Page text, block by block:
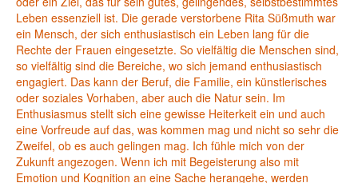
Leben essenziell ist. Die gerade verstorbene Rita Süßmuth war
ein Mensch, der sich enthusiastisch ein Leben lang für die
Rechte der Frauen eingesetzte. So vielfältig die Menschen sind,
so vielfältig sind die Bereiche, wo sich jemand enthusiastisch
engagiert. Das kann der Beruf, die Familie, ein künstlerisches
oder soziales Vorhaben, aber auch die Natur sein. Im
Enthusiasmus stellt sich eine gewisse Heiterkeit ein und auch
eine Vorfreude auf das, was kommen mag und nicht so sehr die
Zweifel, ob es auch gelingen mag. Ich fühle mich von der
Zukunft angezogen. Wenn ich mit Begeisterung also mit
Emotion und Kognition an eine Sache herangehe, werden